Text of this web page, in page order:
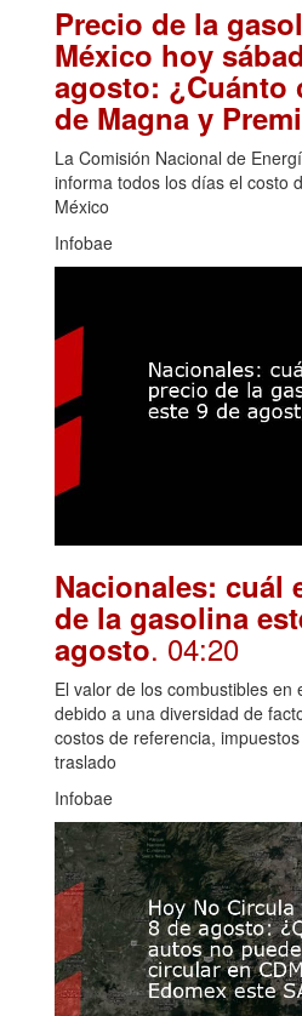
Precio de la
México hoy
agosto: ¿Cuánto
de Magna y
La Comisión Nacional de
informa todos los días el costo
México
Infobae
Nacionales: cuál
de la gasolina
agosto. 04:20
El valor de los combustibles en
debido a una diversidad de
costos de referencia,
traslado
Infobae